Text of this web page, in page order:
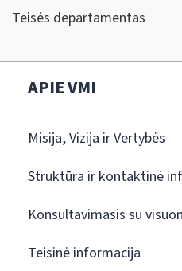
Teisės departamentas
APIE VMI
Misija, Vizija ir Vertybės
Struktūra ir kontaktinė
Konsultavimasis su
Teisinė informacija